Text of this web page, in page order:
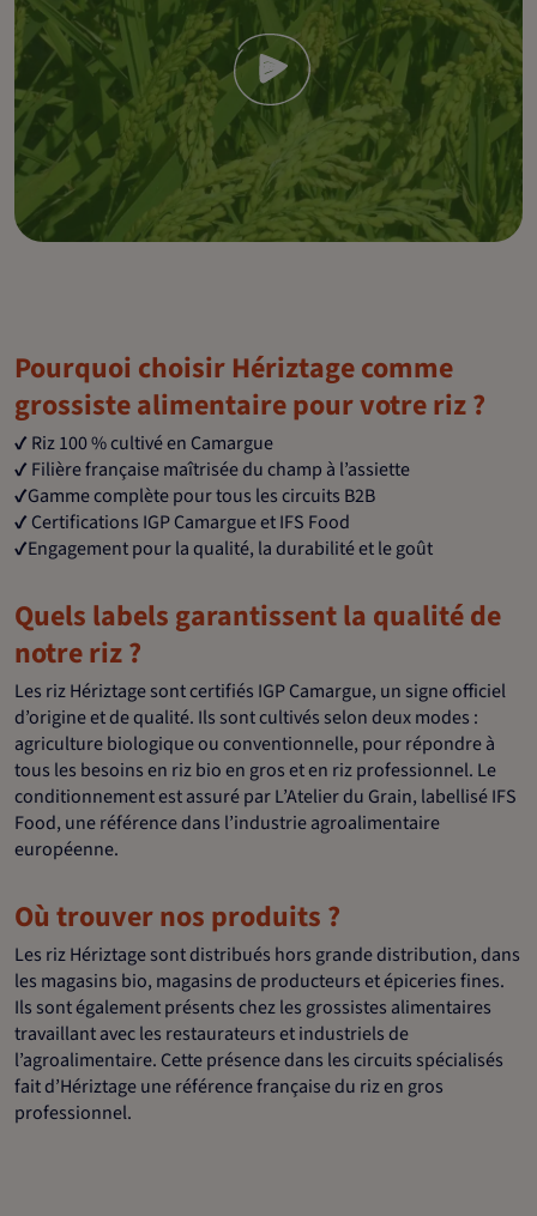
Pourquoi choisir Hériztage comme
grossiste alimentaire pour votre riz ?
✔️ Riz 100 % cultivé en Camargue
✔️ Filière française maîtrisée du champ à l’assiette
✔️Gamme complète pour tous les circuits B2B
✔️ Certifications IGP Camargue et IFS Food
✔️Engagement pour la qualité, la durabilité et le goût
Quels labels garantissent la qualité de
notre riz ?
Les riz Hériztage sont certifiés IGP Camargue, un signe officiel
d’origine et de qualité. Ils sont cultivés selon deux modes :
agriculture biologique ou conventionnelle, pour répondre à
tous les besoins en riz bio en gros et en riz professionnel. Le
conditionnement est assuré par L’Atelier du Grain, labellisé IFS
Food, une référence dans l’industrie agroalimentaire
européenne.
Où trouver nos produits ?
Les riz Hériztage sont distribués hors grande distribution, dans
les magasins bio, magasins de producteurs et épiceries fines.
Ils sont également présents chez les grossistes alimentaires
travaillant avec les restaurateurs et industriels de
l’agroalimentaire. Cette présence dans les circuits spécialisés
fait d’Hériztage une référence française du riz en gros
professionnel.